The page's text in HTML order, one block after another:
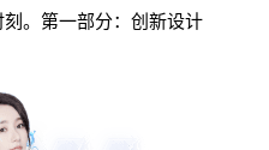
。第一部分：创新设计